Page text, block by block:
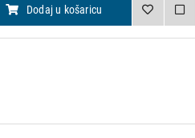
Dodaj u košaricu